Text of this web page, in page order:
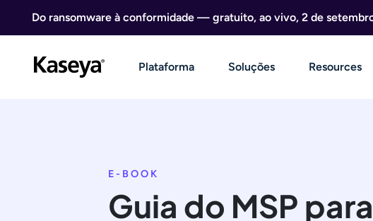
Do ransomware à conformidade — gratuito, ao vivo, 2 de
Plataforma Soluções Resources
E-BOOK
Guia do MSP